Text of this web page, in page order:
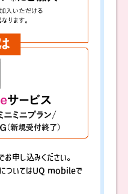
お申し込みください。
についてはUQ mobileで